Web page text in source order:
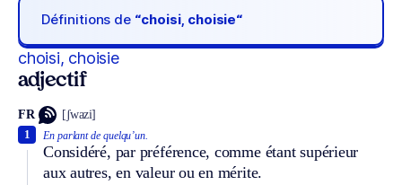
Définitions de “choisi, choisie“
choisi, choisie
adjectif
FR [ʃwazi]
En parlant de quelqu’un.
Considéré, par préférence, comme étant supérieur
aux autres, en valeur ou en mérite.
1